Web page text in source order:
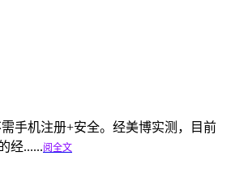
手机注册+安全。经美博实测，目前
经......阅全文